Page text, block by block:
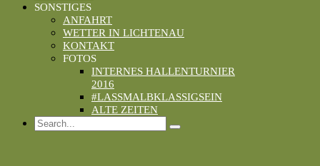
SONSTIGES
ANFAHRT
WETTER IN LICHTENAU
KONTAKT
FOTOS
INTERNES HALLENTURNIER
2016
#LASSMALBKLASSIGSEIN
ALTE ZEITEN
Search